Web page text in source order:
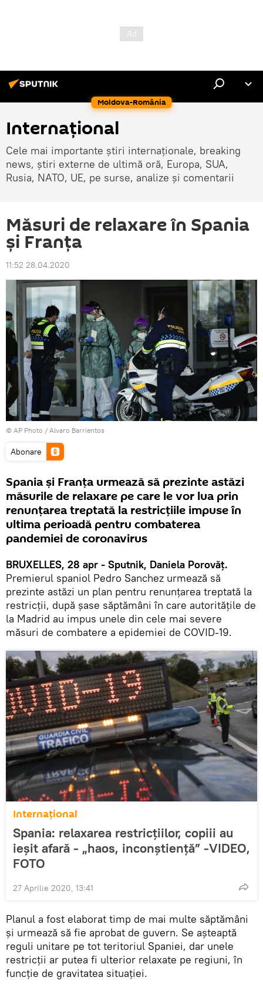
Moldova-România
Internaţional
Cele mai importante știri internaționale, breaking
news, știri externe de ultimă oră, Europa, SUA,
Rusia, NATO, UE, pe surse, analize și comentarii
Măsuri de relaxare în Spania
și Franța
11:52 28.04.2020
© AP Photo / Alvaro Barrientos
Abonare
Spania și Franța urmează să prezinte astăzi
măsurile de relaxare pe care le vor lua prin
renunțarea treptată la restricțiile impuse în
ultima perioadă pentru combaterea
pandemiei de coronavirus
BRUXELLES, 28 apr - Sputnik, Daniela Porovăț.
Premierul spaniol Pedro Sanchez urmează să
prezinte astăzi un plan pentru renunţarea treptată la
restricţii, după şase săptămâni în care autorităţile de
la Madrid au impus unele din cele mai severe
măsuri de combatere a epidemiei de COVID-19.
Internaţional
Spania: relaxarea restricţiilor, copiii au
ieşit afară - „haos, inconştienţă” -VIDEO,
FOTO
27 Aprilie 2020, 13:41
Planul a fost elaborat timp de mai multe săptămâni
şi urmează să fie aprobat de guvern. Se aşteaptă
reguli unitare pe tot teritoriul Spaniei, dar unele
restricţii ar putea fi ulterior relaxate pe regiuni, în
funcţie de gravitatea situaţiei.